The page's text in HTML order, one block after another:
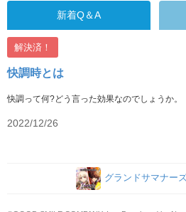
新着Q＆A
解決済！
快調時とは
快調って何?どう言った効果なのでしょうか。
2022/12/26
グランドサマナー